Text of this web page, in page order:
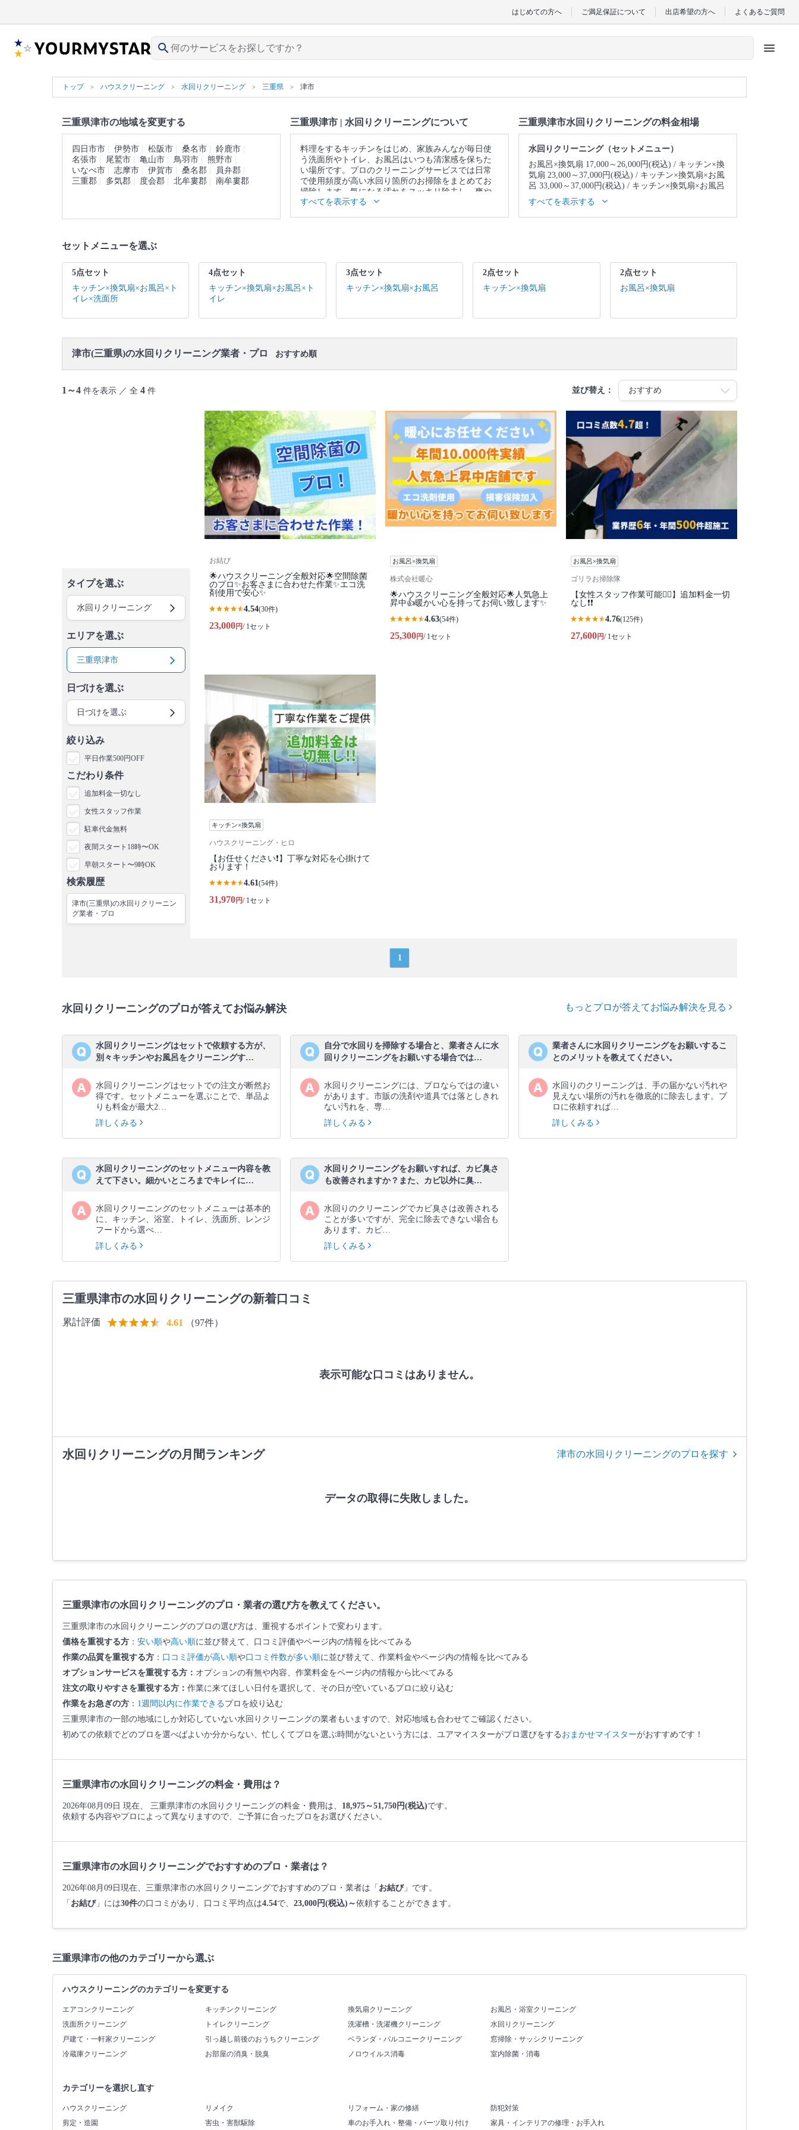
はじめての方へ ご満足保証について 出店希望の方へ よくあるご質問
search menu
トップ ハウスクリーニング 水回りクリーニング 三重県 津市
三重県津市の地域を変更する
四日市市 伊勢市 松阪市 桑名市
鈴鹿市
名張市
尾鷲市 亀山市 鳥羽市
熊野市
いなべ市
志摩市 伊賀市 桑名郡
員弁郡
三重郡
多気郡 度会郡 北牟婁郡 南牟婁郡
三重県津市 | 水回りクリーニングについて
料理をするキッチンをはじめ、家族みんなが毎日使
う洗面所やトイレ、お風呂はいつも清潔感を保ちた
い場所です。プロのクリーニングサービスでは日常
で使用頻度が高い水回り箇所のお掃除をまとめてお
掃除します。気になる汚れをスッキリ除去し、爽や
かな空間を取り戻しませんか。
▼表示価格に含まれる水回りクリーニングの作業範
3点セット：キッチン / 換気扇 / お風呂 2点セット：
キッチン / 換気扇 ※それぞれの「共通の作業範囲」
になります。
すべてを表示する
三重県津市水回りクリーニングの料金相場
水回りクリーニング（セットメニュー）
お風呂×換気扇 17,000～26,000円(税込)
キッチン×換
気扇 23,000～37,000円(税込)
キッチン×換気扇×お風
呂 33,000～37,000円(税込)
キッチン×換気扇×お風呂
×トイレ 39,000～43,000円(税込)
お風呂×トイレ×洗面所 43,000～47,000円(税込)
すべてを表示する
セットメニューを選ぶ
5点セット
キッチン×換気扇×お風呂×ト
イレ×洗面所
4点セット
キッチン×換気扇×お風呂×ト
イレ
3点セット
キッチン×換気扇×お風呂
2点セット
キッチン×換気扇
2点セット
お風呂×換気扇
津市(三重県)の水回りクリーニング業者・プロ おすすめ順
1～4 件を表示 ／ 全 4 件 並び替え：
タイプを選ぶ
水回りクリーニング
エリアを選ぶ
三重県津市
日づけを選ぶ
日づけを選ぶ
絞り込み
平日作業500円OFF
こだわり条件
追加料金一切なし
女性スタッフ作業
駐車代金無料
夜間スタート18時〜OK
早朝スタート〜9時OK
検索履歴
津市(三重県)の水回りクリーニン
グ業者・プロ
お結び
🌟ハウスクリーニング全般対応🌟空間除菌
のプロ✨お客さまに合わせた作業✨エコ洗
剤使用で安心✨
4.54(30件)
23,000円/ 1セット
お風呂×換気扇
株式会社暖心
🌟ハウスクリーニング全般対応🌟人気急上
昇中👍暖かい心を持ってお伺い致します✨
4.63(54件)
25,300円/ 1セット
お風呂×換気扇
ゴリラお掃除隊
【女性スタッフ作業可能🙆‍♀️】追加料金一切
なし❗️❗️
4.76(125件)
27,600円/ 1セット
キッチン×換気扇
ハウスクリーニング・ヒロ
【お任せください❗️】丁寧な対応を心掛けて
おります！
4.61(54件)
31,970円/ 1セット
1
水回りクリーニングのプロが答えてお悩み解決 もっとプロが答えてお悩み解決を見る
水回りクリーニングはセットで依頼する方が、
別々キッチンやお風呂をクリーニングす…
水回りクリーニングはセットでの注文が断然お
得です。セットメニューを選ぶことで、単品よ
りも料金が最大2…
詳しくみる
自分で水回りを掃除する場合と、業者さんに水
回りクリーニングをお願いする場合では…
水回りクリーニングには、プロならではの違い
があります。市販の洗剤や道具では落としきれ
ない汚れを、専…
詳しくみる
業者さんに水回りクリーニングをお願いするこ
とのメリットを教えてください。
水回りのクリーニングは、手の届かない汚れや
見えない場所の汚れを徹底的に除去します。プ
ロに依頼すれば…
詳しくみる
水回りクリーニングのセットメニュー内容を教
えて下さい。細かいところまでキレイに…
水回りクリーニングのセットメニューは基本的
に、キッチン、浴室、トイレ、洗面所、レンジ
フードから選べ…
詳しくみる
水回りクリーニングをお願いすれば、カビ臭さ
も改善されますか？また、カビ以外に臭…
水回りのクリーニングでカビ臭さは改善される
ことが多いですが、完全に除去できない場合も
あります。カビ…
詳しくみる
三重県津市の水回りクリーニングの新着口コミ
累計評価 4.61 （97件）
表示可能な口コミはありません。
水回りクリーニングの月間ランキング 津市の水回りクリーニングのプロを探す
データの取得に失敗しました。
三重県津市の水回りクリーニングのプロ・業者の選び方を教えてください。
三重県津市の水回りクリーニングのプロの選び方は、重視するポイントで変わります。
価格を重視する方 ： 安い順や高い順に並び替えて、口コミ評価やページ内の情報を比べてみる
作業の品質を重視する方 ： 口コミ評価が高い順や口コミ件数が多い順に並び替えて、作業料金やページ内の情報を比べてみる
オプションサービスを重視する方： オプションの有無や内容、作業料金をページ内の情報から比べてみる
注文の取りやすさを重視する方： 作業に来てほしい日付を選択して、その日が空いているプロに絞り込む
作業をお急ぎの方 ： 1週間以内に作業できるプロを絞り込む
三重県津市の一部の地域にしか対応していない水回りクリーニングの業者もいますので、対応地域も合わせてご確認ください。
初めての依頼でどのプロを選べばよいか分からない、忙しくてプロを選ぶ時間がないという方には、ユアマイスターがプロ選びをする おまかせマイスターがおすすめです！
三重県津市の水回りクリーニングの料金・費用は？
2026年08月09日 現在、 三重県津市の水回りクリーニングの料金・費用は、 18,975～51,750円(税込)です。
依頼する内容やプロによって異なりますので、ご予算に合ったプロをお選びください。
三重県津市の水回りクリーニングでおすすめのプロ・業者は？
2026年08月09日現在、三重県津市の水回りクリーニングでおすすめのプロ・業者は「 お結び」です。
「 お結び」には30件の口コミがあり、口コミ平均点は4.54で、 23,000円(税込)～依頼することができます。
三重県津市の他のカテゴリーから選ぶ
ハウスクリーニングのカテゴリーを変更する
エアコンクリーニング キッチンクリーニング 換気扇クリーニング
お風呂・浴室クリーニング
洗面所クリーニング
トイレクリーニング 洗濯槽・洗濯機クリーニング
水回りクリーニング
戸建て・一軒家クリーニング
引っ越し前後のおうちクリーニング ベランダ・バルコニークリーニング
窓掃除・サッシクリーニング
冷蔵庫クリーニング
お部屋の消臭・脱臭 ノロウイルス消毒 室内除菌・消毒
カテゴリーを選択し直す
ハウスクリーニング リメイク リフォーム・家の修繕
防犯対策
剪定・造園
害虫・害獣駆除 車のお手入れ・整備・パーツ取り付け 家具・インテリアの修理・お手入れ